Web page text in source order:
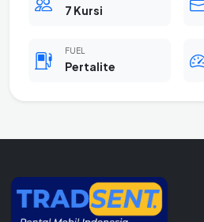
7 Kursi
FUEL
Pertalite